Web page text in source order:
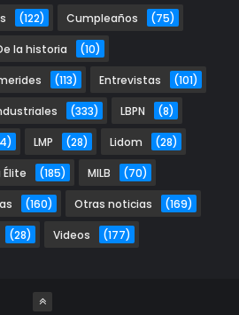
(122) Cumpleaños (75)
la historia (10)
(113) Entrevistas (101)
(333) LBPN (8)
LMP (28) Lidom (28)
Élite (185) MILB (70)
(160) Otras noticias (169)
(28) Videos (177)